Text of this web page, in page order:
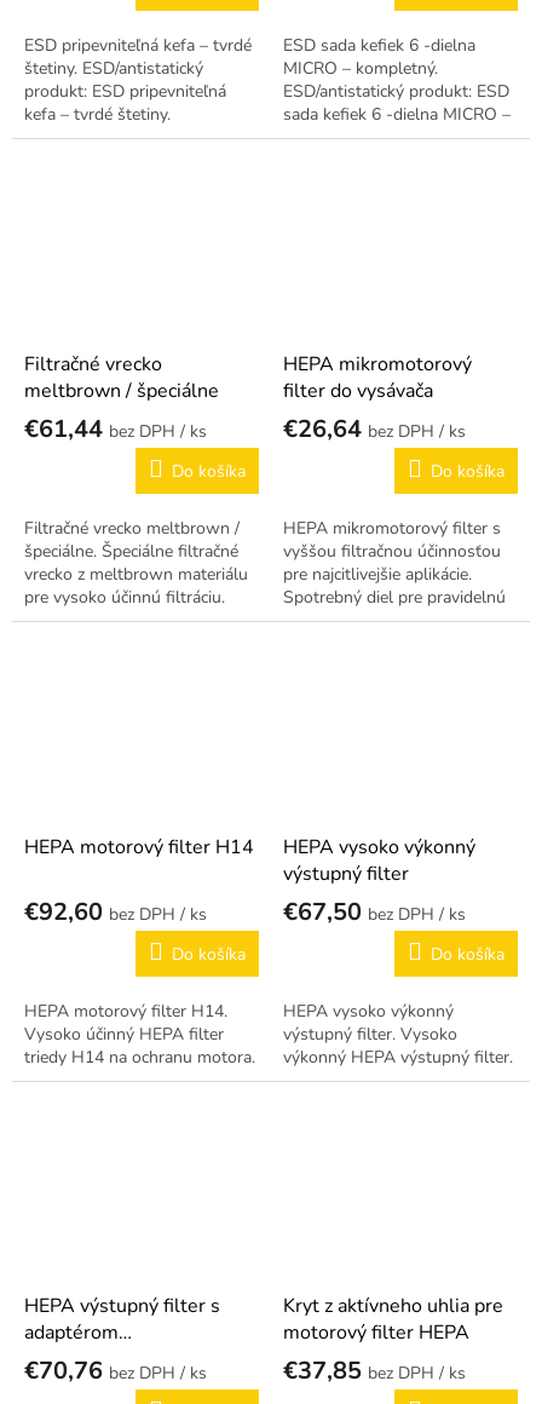
ESD pripevniteľná kefa – tvrdé
štetiny. ESD/antistatický
produkt: ESD pripevniteľná
kefa – tvrdé štetiny.
ESD sada kefiek 6 -dielna
MICRO – kompletný.
ESD/antistatický produkt: ESD
sada kefiek 6 -dielna MICRO –
kompletný.
Filtračné vrecko
meltbrown / špeciálne
€61,44
/ ks
Do košíka
Filtračné vrecko meltbrown /
špeciálne. Špeciálne filtračné
vrecko z meltbrown materiálu
pre vysoko účinnú filtráciu.
HEPA mikromotorový
filter do vysávača
€26,64
/ ks
Do košíka
HEPA mikromotorový filter s
vyššou filtračnou účinnosťou
pre najcitlivejšie aplikácie.
Spotrebný diel pre pravidelnú
výmenu.
HEPA motorový filter H14
€92,60
/ ks
Do košíka
HEPA motorový filter H14.
Vysoko účinný HEPA filter
triedy H14 na ochranu motora.
HEPA vysoko výkonný
výstupný filter
€67,50
/ ks
Do košíka
HEPA vysoko výkonný
výstupný filter. Vysoko
výkonný HEPA výstupný filter.
HEPA výstupný filter s
adaptérom
7350.535.704.A
€70,76
/ ks
Kryt z aktívneho uhlia pre
motorový filter HEPA
€37,85
/ ks